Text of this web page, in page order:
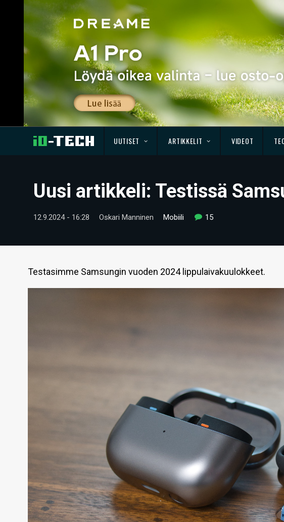
UUTISET ARTIKKELIT VIDEOT
Uusi artikkeli: Testissä
12.9.2024 - 16:28 Oskari Manninen Mobiili 15
Testasimme Samsungin vuoden 2024 lippulaivakuulokkeet.